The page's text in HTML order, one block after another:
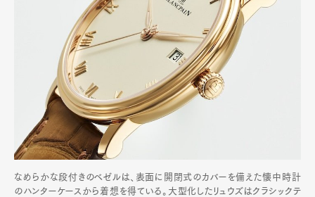
なめらかな段付きのベゼルは、表面に開閉式のカバーを備えた懐中時計
のハンターケースから着想を得ている。大型化したリュウズはクラシックテ